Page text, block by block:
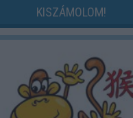
KISZÁMOLOM!